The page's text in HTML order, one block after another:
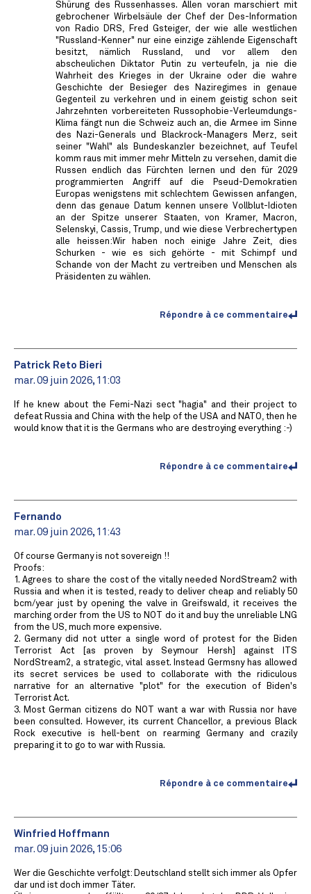
Shürung des Russenhasses. Allen voran marschiert mit
gebrochener Wirbelsäule der Chef der Des-Information
von Radio DRS, Fred Gsteiger, der wie alle westlichen
"Russland-Kenner" nur eine einzige zählende Eigenschaft
besitzt, nämlich Russland, und vor allem den
abscheulichen Diktator Putin zu verteufeln, ja nie die
Wahrheit des Krieges in der Ukraine oder die wahre
Geschichte der Besieger des Naziregimes in genaue
Gegenteil zu verkehren und in einem geistig schon seit
Jahrzehnten vorbereiteten Russophobie-Verleumdungs-
Klima fängt nun die Schweiz auch an, die Armee im Sinne
des Nazi-Generals und Blackrock-Managers Merz, seit
seiner "Wahl" als Bundeskanzler bezeichnet, auf Teufel
komm raus mit immer mehr Mitteln zu versehen, damit die
Russen endlich das Fürchten lernen und den für 2029
programmierten Angriff auf die Pseud-Demokratien
Europas wenigstens mit schlechtem Gewissen anfangen,
denn das genaue Datum kennen unsere Vollblut-Idioten
an der Spitze unserer Staaten, von Kramer, Macron,
Selenskyi, Cassis, Trump, und wie diese Verbrechertypen
alle heissen:Wir haben noch einige Jahre Zeit, dies
Schurken - wie es sich gehörte - mit Schimpf und
Schande von der Macht zu vertreiben und Menschen als
Präsidenten zu wählen.
Répondre à ce commentaire
Patrick Reto Bieri
mar. 09 juin 2026, 11:03
If he knew about the Femi-Nazi sect "hagia" and their project to
defeat Russia and China with the help of the USA and NATO, then he
would know that it is the Germans who are destroying everything :-)
Répondre à ce commentaire
Fernando
mar. 09 juin 2026, 11:43
Of course Germany is not sovereign !!
Proofs:
1. Agrees to share the cost of the vitally needed NordStream2 with
Russia and when it is tested, ready to deliver cheap and reliably 50
bcm/year just by opening the valve in Greifswald, it receives the
marching order from the US to NOT do it and buy the unreliable LNG
from the US, much more expensive.
2. Germany did not utter a single word of protest for the Biden
Terrorist Act [as proven by Seymour Hersh] against ITS
NordStream2, a strategic, vital asset. Instead Germsny has allowed
its secret services be used to collaborate with the ridiculous
narrative for an alternative "plot" for the execution of Biden's
Terrorist Act.
3. Most German citizens do NOT want a war with Russia nor have
been consulted. However, its current Chancellor, a previous Black
Rock executive is hell-bent on rearming Germany and crazily
preparing it to go to war with Russia.
Répondre à ce commentaire
Winfried Hoffmann
mar. 09 juin 2026, 15:06
Wer die Geschichte verfolgt: Deutschland stellt sich immer als Opfer
dar und ist doch immer Täter.